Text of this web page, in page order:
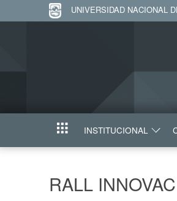
UNIVERSIDAD NACIONAL
INICIO INSTITUCIONAL
RALL